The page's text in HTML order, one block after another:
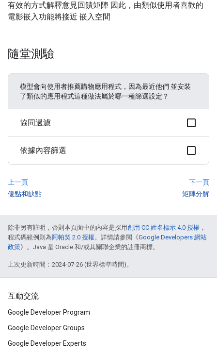
有效的方式解釋意見回饋矩陣 因此，由類似使用者喜歡的
電影嵌入功能將接近 嵌入空間
隨堂測驗
模型會向使用者推薦購物應用程式，因為最近他們 並安裝
了類似的應用程式這種做法屬於哪一種篩選設定？
協同過濾
依據內容篩選
上一頁
優點和缺點
下一頁
矩陣分解
除非另有註明，否則本頁面中的內容是採用創用 CC 姓名標示 4.0 授權 ，
程式碼範例則為阿帕契 2.0 授權。詳情請參閱《Google Developers 網站
政策》。Java 是 Oracle 和/或其關聯企業的註冊商標。
上次更新時間：2024-07-26 (世界標準時間)。
互動交流
Google Developer Program
Google Developer Groups
Google Developer Experts